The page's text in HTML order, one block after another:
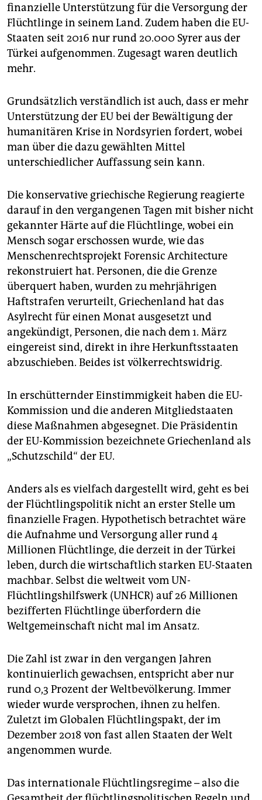
finanzielle Unterstützung für die Versorgung der
Flüchtlinge in seinem Land. Zudem haben die EU-
Staaten seit 2016 nur rund 20.000 Syrer aus der
Türkei aufgenommen. Zugesagt waren deutlich
mehr.
Grundsätzlich verständlich ist auch, dass er mehr
Unterstützung der EU bei der Bewältigung der
humanitären Krise in Nordsyrien fordert, wobei
man über die dazu gewählten Mittel
unterschiedlicher Auffassung sein kann.
Die konservative griechische Regierung reagierte
darauf in den vergangenen Tagen mit bisher nicht
gekannter Härte auf die Flüchtlinge, wobei ein
Mensch sogar erschossen wurde, wie das
Menschenrechtsprojekt Forensic Architecture
rekonstruiert hat. Personen, die die Grenze
überquert haben, wurden zu mehrjährigen
Haftstrafen verurteilt, Griechenland hat das
Asylrecht für einen Monat ausgesetzt und
angekündigt, Personen, die nach dem 1. März
eingereist sind, direkt in ihre Herkunftsstaaten
abzuschieben. Beides ist völkerrechtswidrig.
In erschütternder Einstimmigkeit haben die EU-
Kommission und die anderen Mitgliedstaaten
diese Maßnahmen abgesegnet. Die Präsidentin
der EU-Kommission bezeichnete Griechenland als
„Schutzschild“ der EU.
Anders als es vielfach dargestellt wird, geht es bei
der Flüchtlingspolitik nicht an erster Stelle um
finanzielle Fragen. Hypothetisch betrachtet wäre
die Aufnahme und Versorgung aller rund 4
Millionen Flüchtlinge, die derzeit in der Türkei
leben, durch die wirtschaftlich starken EU-Staaten
machbar. Selbst die weltweit vom UN-
Flüchtlingshilfswerk (UNHCR) auf 26 Millionen
bezifferten Flüchtlinge überfordern die
Weltgemeinschaft nicht mal im Ansatz.
Die Zahl ist zwar in den vergangen Jahren
kontinuierlich gewachsen, entspricht aber nur
rund 0,3 Prozent der Weltbevölkerung. Immer
wieder wurde versprochen, ihnen zu helfen.
Zuletzt im Globalen Flüchtlingspakt, der im
Dezember 2018 von fast allen Staaten der Welt
angenommen wurde.
Das internationale Flüchtlingsregime – also die